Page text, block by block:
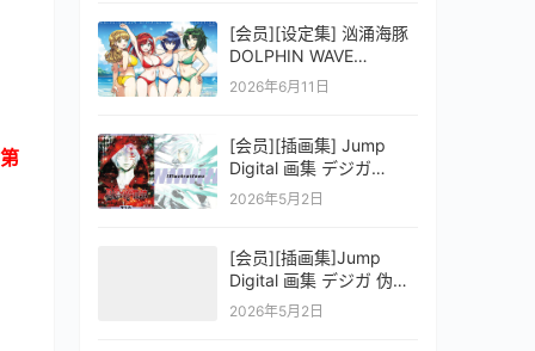
[会员][设定集] 汹涌海豚
DOLPHIN WAVE
OFFICIAL VISUAL
2026年6月11日
[会员][插画集] Jump
Digital 画集 デジガ
D.Gray-man
2026年5月2日
[会员][插画集]Jump
Digital 画集 デジガ 伪恋
ニセコイ 3
2026年5月2日